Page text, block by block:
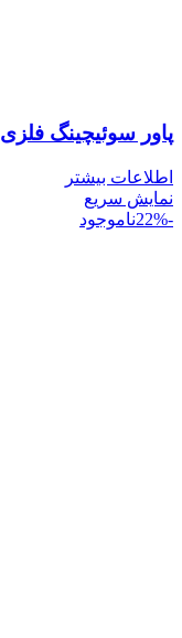
پاور سوئیچینگ فلزی 12v-15A
اطلاعات بیشتر
نمایش سریع
-22%
ناموجود